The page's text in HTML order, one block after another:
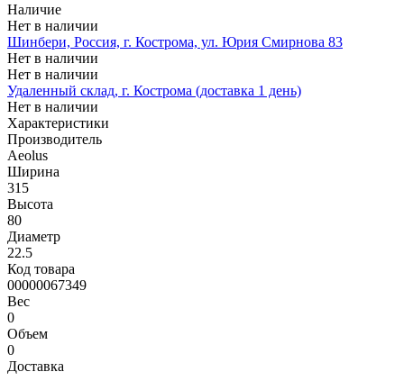
Наличие
Нет в наличии
Шинбери, Россия, г. Кострома, ул. Юрия Смирнова 83
Нет в наличии
Нет в наличии
Удаленный склад, г. Кострома (доставка 1 день)
Нет в наличии
Характеристики
Производитель
Aeolus
Ширина
315
Высота
80
Диаметр
22.5
Код товара
00000067349
Вес
0
Объем
0
Доставка